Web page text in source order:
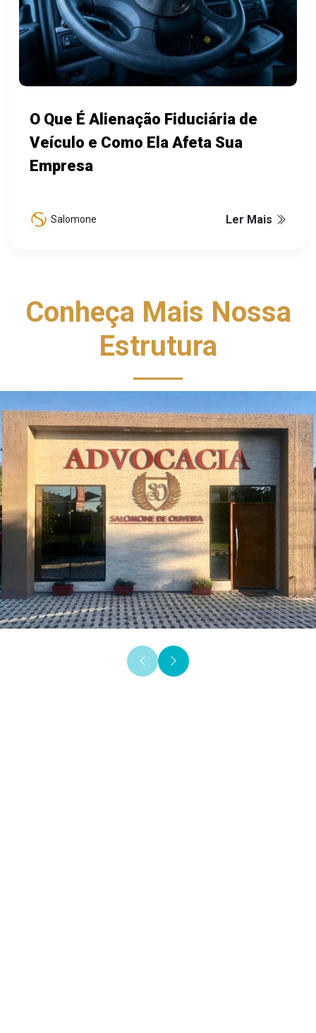
O Que É Alienação Fiduciária de
Veículo e Como Ela Afeta Sua
Empresa
Salomone Ler Mais
Conheça Mais Nossa
Estrutura